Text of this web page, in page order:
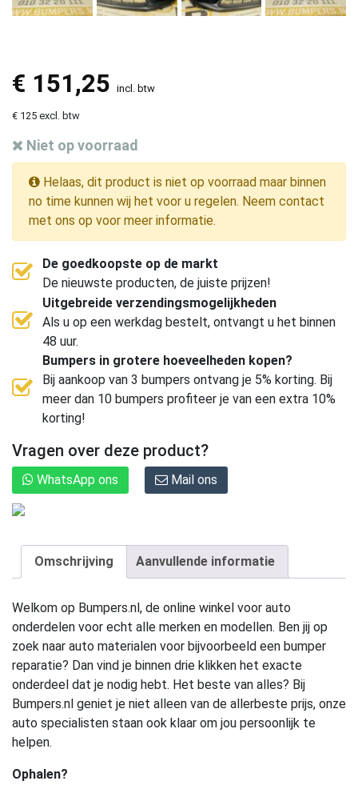
€ 151,25 incl. btw
€ 125 excl. btw
Niet op voorraad
Helaas, dit product is niet op voorraad maar binnen
no time kunnen wij het voor u regelen. Neem contact
met ons op voor meer informatie.
De goedkoopste op de markt
De nieuwste producten, de juiste prijzen!
Uitgebreide verzendingsmogelijkheden
Als u op een werkdag bestelt, ontvangt u het binnen
48 uur.
Bumpers in grotere hoeveelheden kopen?
Bij aankoop van 3 bumpers ontvang je 5% korting. Bij
meer dan 10 bumpers profiteer je van een extra 10%
korting!
Vragen over deze product?
WhatsApp ons Mail ons
Omschrijving Aanvullende informatie
Welkom op Bumpers.nl, de online winkel voor auto
onderdelen voor echt alle merken en modellen. Ben jij op
zoek naar auto materialen voor bijvoorbeeld een bumper
reparatie? Dan vind je binnen drie klikken het exacte
onderdeel dat je nodig hebt. Het beste van alles? Bij
Bumpers.nl geniet je niet alleen van de allerbeste prijs, onze
auto specialisten staan ook klaar om jou persoonlijk te
helpen.
Ophalen?